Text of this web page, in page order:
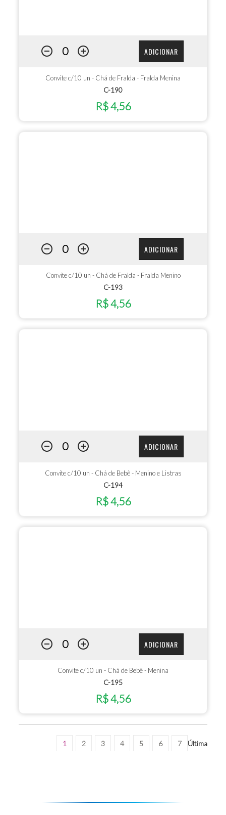
ADICIONAR
Convite c/10 un - Chá de Fralda - Fralda Menina
C-190
R$ 4,56
ADICIONAR
Convite c/10 un - Chá de Fralda - Fralda Menino
C-193
R$ 4,56
ADICIONAR
Convite c/10 un - Chá de Bebê - Menino e Listras
C-194
R$ 4,56
ADICIONAR
Convite c/10 un - Chá de Bebê - Menina
C-195
R$ 4,56
1 2 3 4 5 6 7 Última